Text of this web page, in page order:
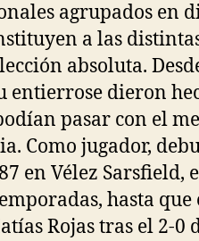
agrupados en
a las
absoluta.
entierrose dieron
pasar con el
Como jugador,
en Vélez Sarsfield,
hasta
Rojas tras el 2-0